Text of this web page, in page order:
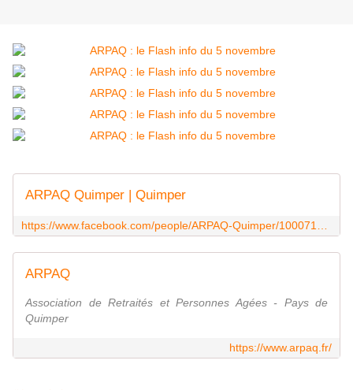
ARPAQ Quimper | Quimper
ARPAQ
Association de Retraités et Personnes Agées - Pays de
Quimper
https://www.arpaq.fr/